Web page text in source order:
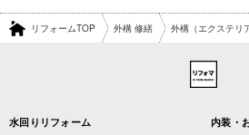
リフォームTOP 外構 修繕 外構（エクステリ
水回りリフォーム 内装・